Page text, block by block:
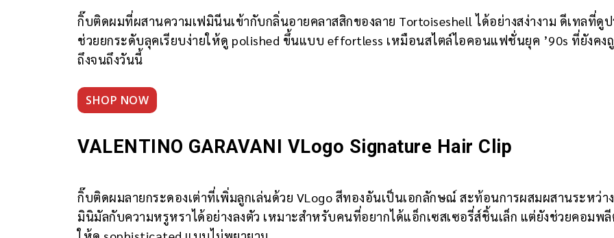
กิ๊บติดผมที่ผสานความเฟมินีนเข้ากับกลิ่นอายคลาสสิกของลาย Tortoiseshell ได้อย่างสง่างาม ดีเทลที่ดู
ช่วยยกระดับลุคเรียบง่ายให้ดู polished ขึ้นแบบ effortless เหมือนสไตล์ไอคอนแฟชั่นยุค ’90s ที่ยังคง
ถึงจนถึงวันนี้
SHOP NOW
VALENTINO GARAVANI VLogo Signature Hair Clip
กิ๊บติดผมลายกระดองเต่าที่เพิ่มลูกเล่นด้วย VLogo สีทองอันเป็นเอกลักษณ์ สะท้อนการผสมผสานระหว่า
มินิมัลกับความหรูหราได้อย่างลงตัว เหมาะสำหรับคนที่อยากได้แอ็กเซสเซอรี่ส์ชิ้นเล็ก แต่ยังช่วยคอมพ